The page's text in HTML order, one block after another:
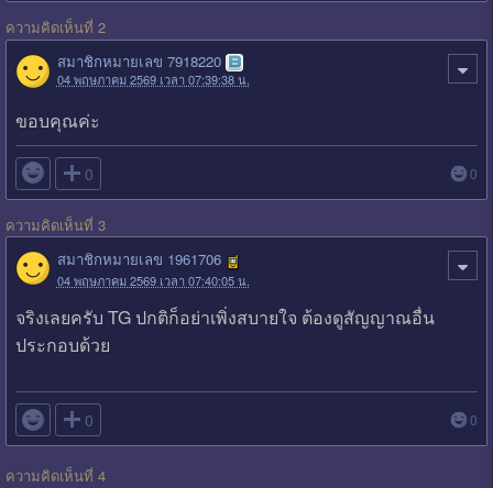
ความคิดเห็นที่ 2
สมาชิกหมายเลข 7918220
04 พฤษภาคม 2569 เวลา 07:39:38 น.
ขอบคุณค่ะ
 0 0
ความคิดเห็นที่ 3
สมาชิกหมายเลข 1961706
04 พฤษภาคม 2569 เวลา 07:40:05 น.
จริงเลยครับ TG ปกติก็อย่าเพิ่งสบายใจ ต้องดูสัญญาณอื่น
ประกอบด้วย
 0 0
ความคิดเห็นที่ 4